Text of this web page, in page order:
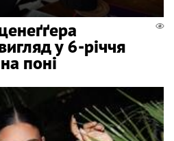
у 6-річчя
поні